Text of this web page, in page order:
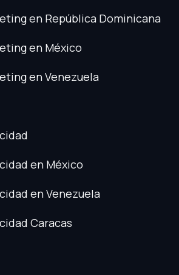
en República Dominicana
en México
en Venezuela
en México
en Venezuela
Caracas